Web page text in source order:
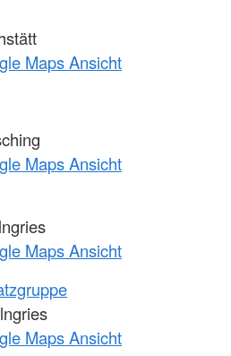
Maps Ansicht
Maps Ansicht
Maps Ansicht
Maps Ansicht